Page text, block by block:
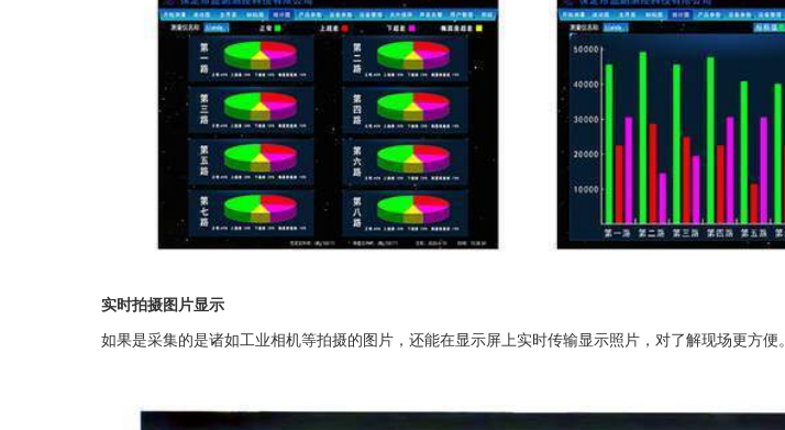
实时拍摄图片显示
如果是采集的是诸如工业相机等拍摄的图片，还能在显示屏上实时传输显示照片，对了解现场更方便。